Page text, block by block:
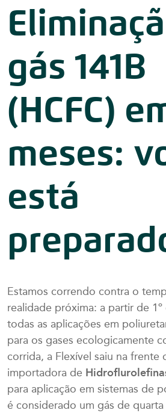
gás 141B
(HCFC)
meses:
está
Estamos correndo contra o
realidade próxima: a partir de
todas as aplicações em
para os gases ecologicamente
corrida, a Flexível saiu na frente
importadora de
para aplicação em sistemas de
é considerado um gás de